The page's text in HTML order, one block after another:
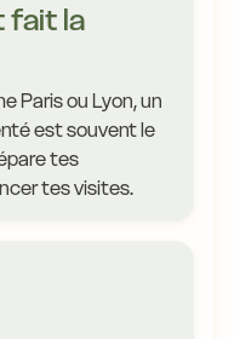
fait la
Paris ou Lyon, un
est souvent le
tes
tes visites.